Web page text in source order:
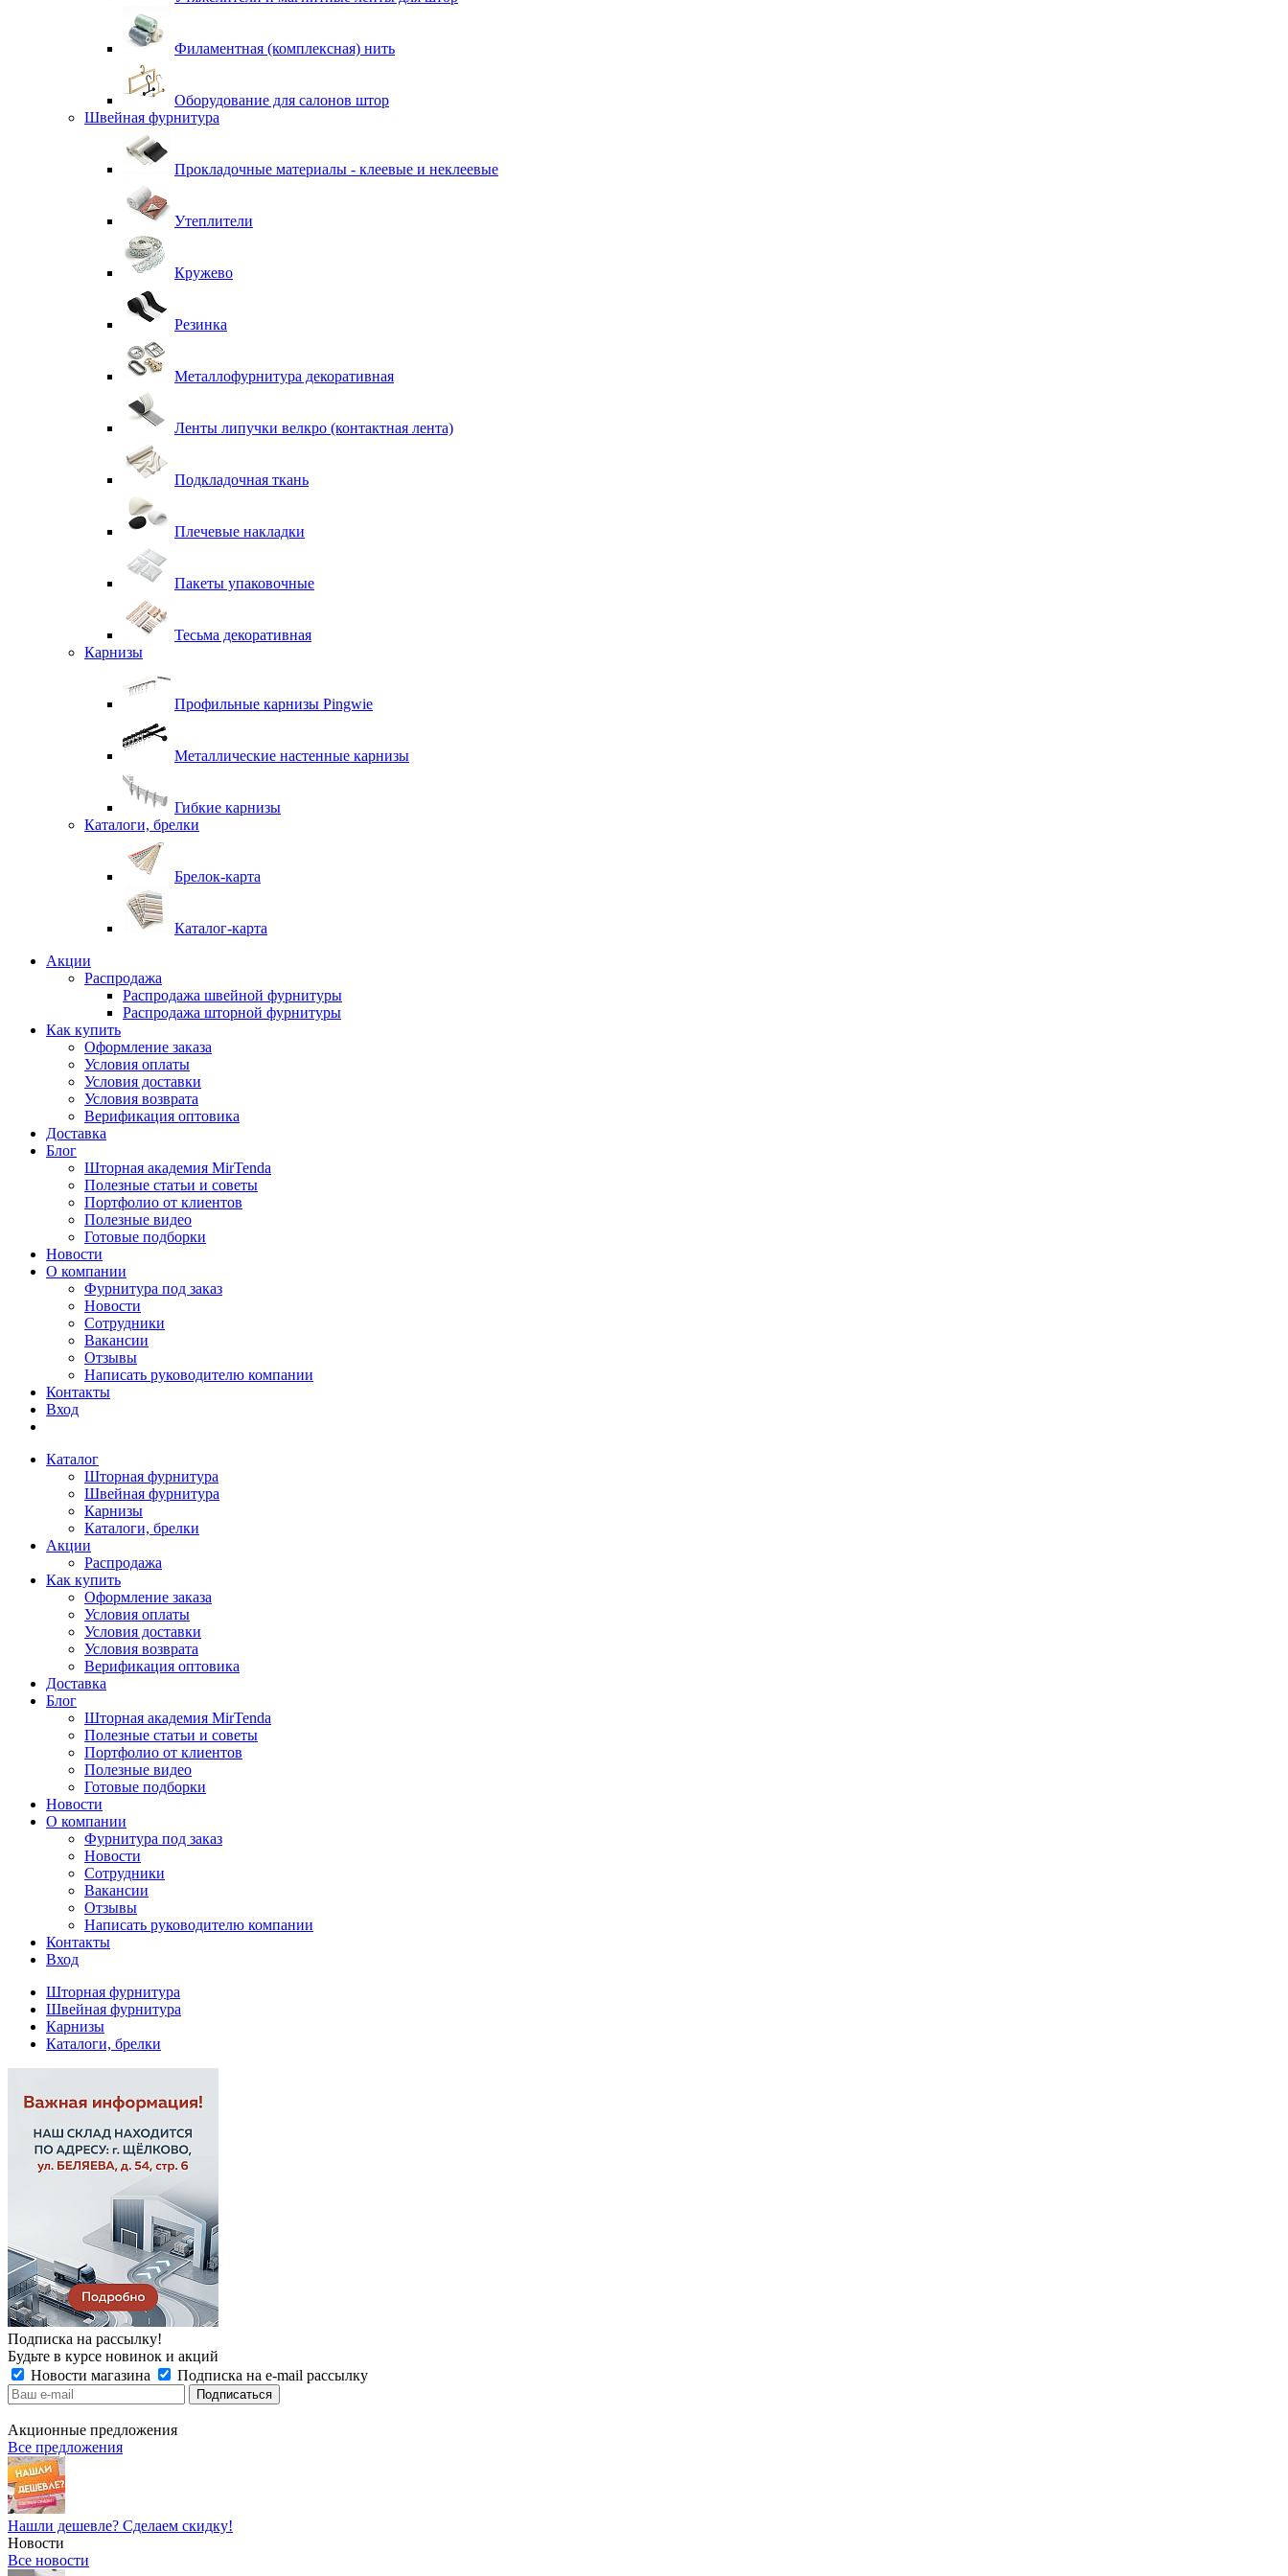
Филаментная (комплексная) нить
Оборудование для салонов штор
Швейная фурнитура
Прокладочные материалы - клеевые и неклеевые
Утеплители
Кружево
Резинка
Металлофурнитура декоративная
Ленты липучки велкро (контактная лента)
Подкладочная ткань
Плечевые накладки
Пакеты упаковочные
Тесьма декоративная
Карнизы
Профильные карнизы Pingwie
Металлические настенные карнизы
Гибкие карнизы
Каталоги, брелки
Брелок-карта
Каталог-карта
Акции
Распродажа
Распродажа швейной фурнитуры
Распродажа шторной фурнитуры
Как купить
Оформление заказа
Условия оплаты
Условия доставки
Условия возврата
Верификация оптовика
Доставка
Блог
Шторная академия MirTenda
Полезные статьи и советы
Портфолио от клиентов
Полезные видео
Готовые подборки
Новости
О компании
Фурнитура под заказ
Новости
Сотрудники
Вакансии
Отзывы
Написать руководителю компании
Контакты
Вход
Каталог
Шторная фурнитура
Швейная фурнитура
Карнизы
Каталоги, брелки
Акции
Распродажа
Как купить
Оформление заказа
Условия оплаты
Условия доставки
Условия возврата
Верификация оптовика
Доставка
Блог
Шторная академия MirTenda
Полезные статьи и советы
Портфолио от клиентов
Полезные видео
Готовые подборки
Новости
О компании
Фурнитура под заказ
Новости
Сотрудники
Вакансии
Отзывы
Написать руководителю компании
Контакты
Вход
Шторная фурнитура
Швейная фурнитура
Карнизы
Каталоги, брелки
Подписка на рассылку!
Будьте в курсе новинок и акций
Новости магазина
Подписка на e-mail рассылку
Акционные предложения
Все предложения
Нашли дешевле? Сделаем скидку!
Новости
Все новости